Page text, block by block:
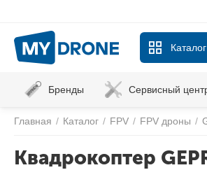
Бренды Сервисный
Главная / Каталог / FPV / FPV дроны /
Квадрокоптер